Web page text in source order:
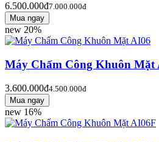
6.500.000đ7.000.000đ
new 20%
Máy Chấm Công Khuôn Mặt
3.600.000đ4.500.000đ
new 16%